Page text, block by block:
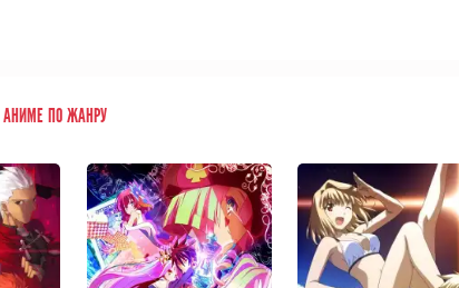
АНИМЕ ПО ЖАНРУ